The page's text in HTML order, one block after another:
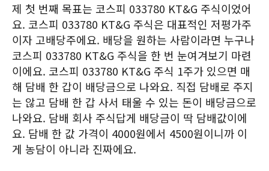
제 첫 번째 목표는 코스피 033780 KT&G 주식이었어
요. 코스피 033780 KT&G 주식은 대표적인 저평가주
이자 고배당주에요. 배당을 원하는 사람이라면 누구나
코스피 033780 KT&G 주식을 한 번 눈여겨보기 마련
이에요. 코스피 033780 KT&G 주식 1주가 있으면 매
해 담배 한 갑이 배당금으로 나와요. 직접 담배로 주지
는 않고 담배 한 갑 사서 태울 수 있는 돈이 배당금으로
나와요. 담배 회사 주식답게 배당금이 딱 담배값이에
요. 담배 한 값 가격이 4000원에서 4500원이니까 이
게 농담이 아니라 진짜에요.